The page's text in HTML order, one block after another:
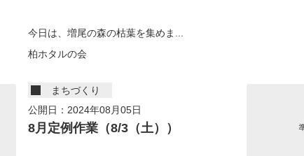
今日は、増尾の森の枯葉を集めま...
柏ホタルの会
まちづくり
公開日：2024年08月05日
8月定例作業（8/3（土））